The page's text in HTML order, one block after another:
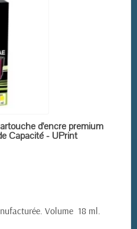
STOCK d'encre premium
Capacité - UPrint
Volume 18 ml.